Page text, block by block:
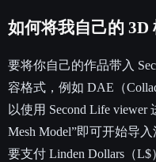
如何将我自己的 3D
要将你自己的作品带入
容格式，例如 DAE（
以使用 Second Life
Mesh Model”即可开始导
要支付 Linden Dollars（